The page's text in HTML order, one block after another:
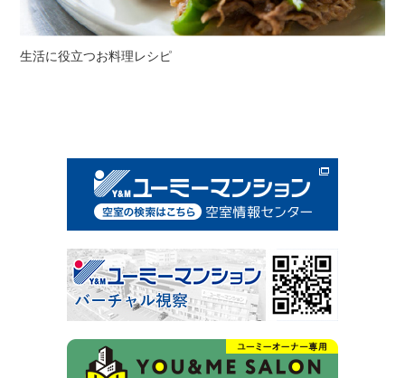
生活に役立つお料理レシピ